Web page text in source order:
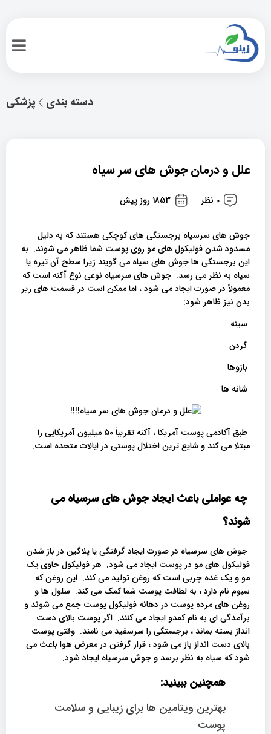
پزشکی دسته بندی
علل و درمان جوش های سر سیاه
0 نظر 1853 روز پیش
جوش های سرسیاه برجستگی های کوچکی هستند که به دلیل
مسدود شدن فولیکول های مو روی پوست شما ظاهر می شوند. به
این برجستگی ها جوش های سیاه می گویند زیرا سطح آن تیره یا
سیاه به نظر می رسد. جوش های سرسیاه نوعی نوع آکنه است که
معمولاً در صورت ایجاد می شود ، اما ممکن است در قسمت های زیر
بدن نیز ظاهر شود:
سینه
گردن
بازوها
شانه ها
طبق آکادمی پوست آمریکا ، آکنه تقریباً 50 میلیون آمریکایی را
مبتلا می کند و شایع ترین اختلال پوستی در ایالات متحده است.
چه عواملی باعث ایجاد جوش های سرسیاه می
شوند؟
جوش های سرسیاه در صورت ایجاد گرفتگی یا پلاگین در باز شدن
فولیکول های مو در پوست ایجاد می شود. هر فولیکول حاوی یک
مو و یک غده چربی است که روغن تولید می کند. این روغن که
سبوم نام دارد ، به لطافت پوست شما کمک می کند. سلول ها و
روغن های مرده پوست در دهانه فولیکول پوست جمع می شوند و
برآمدگی ای به نام کمدو ایجاد می کنند. اگر پوست بالای دست
انداز بسته بماند ، برجستگی را سرسفید می نامند. وقتی پوست
بالای دست انداز باز می شود ، قرار گرفتن در معرض هوا باعث می
شود که سیاه به نظر برسد و جوش سرسیاه ایجاد شود.
همچنین ببینید:
بهترین ویتامین ها برای زیبایی و سلامت
پوست